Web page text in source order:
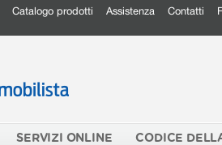
Catalogo prodotti Assistenza Contatti
SERVIZI ONLINE CODICE